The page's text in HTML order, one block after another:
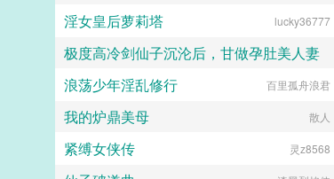
淫女皇后萝莉塔 lucky36777
极度高冷剑仙子沉沦后，甘做孕肚美人妻
于穹之下
浪荡少年淫乱修行 百里孤舟浪君
我的炉鼎美母 散人
紧缚女侠传 灵z8568